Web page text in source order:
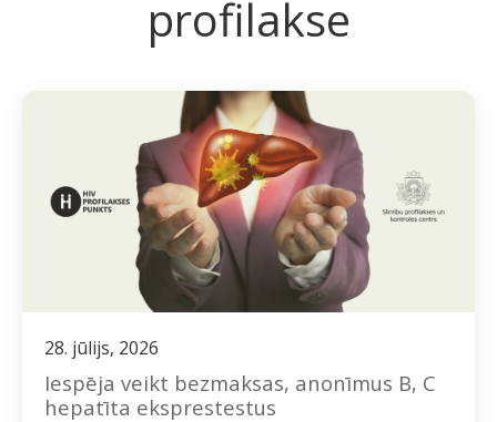
profilakse
28. jūlijs, 2026
Iespēja veikt bezmaksas, anonīmus B, C
hepatīta eksprestestus